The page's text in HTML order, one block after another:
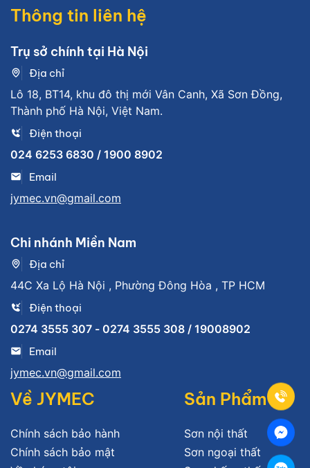
Thông tin liên hệ
Trụ sở chính tại Hà Nội
Địa chỉ
Lô 18, BT14, khu đô thị mới Vân Canh, Xã Sơn Đồng,
Thành phố Hà Nội, Việt Nam.
Điện thoại
024 6253 6830 / 1900 8902
Email
jymec.vn@gmail.com
Chi nhánh Miền Nam
Địa chỉ
44C Xa Lộ Hà Nội , Phường Đông Hòa , TP HCM
Điện thoại
0274 3555 307 - 0274 3555 308 / 19008902
Email
jymec.vn@gmail.com
Về JYMEC
Chính sách bảo hành
Chính sách bảo mật
Sản Phẩm
Sơn nội thất
Sơn ngoại thất